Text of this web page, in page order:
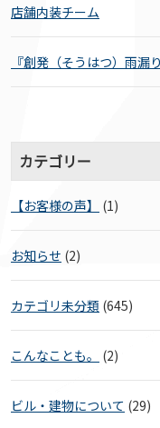
店舗内装チーム
『創発（そうはつ）雨漏り
カテゴリー
【お客様の声】 (1)
お知らせ (2)
カテゴリ未分類 (645)
こんなことも。 (2)
ビル・建物について (29)